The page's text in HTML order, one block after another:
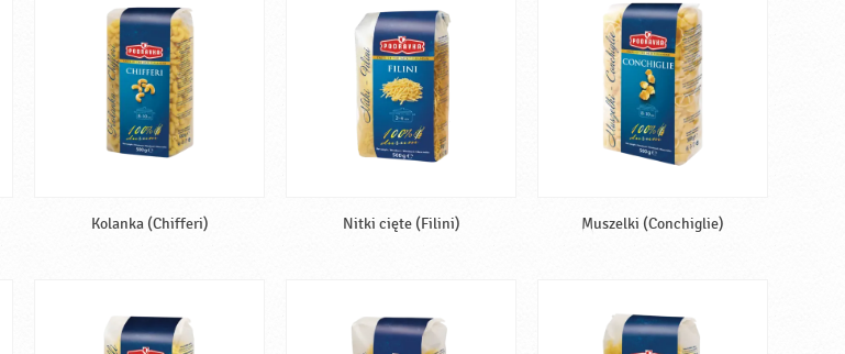
Kolanka (Chifferi) Nitki cięte (Filini) Muszelki (Conchiglie)